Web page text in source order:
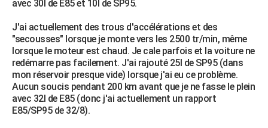
VOYAGE
Destinations
City break
Voyage nature
Voyage de noces
Forum
Climat
PHOTO
GUIDES D'ACHAT
BONS PLANS
CARTE DE VOEUX
avec 30l de E85 et 10l de SP95.
J'ai actuellement des trous d'accélérations et des
"secousses" lorsque je monte vers les 2500 tr/min, même
lorsque le moteur est chaud. Je cale parfois et la voiture ne
redémarre pas facilement. J'ai rajouté 25l de SP95 (dans
mon réservoir presque vide) lorsque j'ai eu ce problème.
Aucun soucis pendant 200 km avant que je ne fasse le plein
avec 32l de E85 (donc j'ai actuellement un rapport
E85/SP95 de 32/8).